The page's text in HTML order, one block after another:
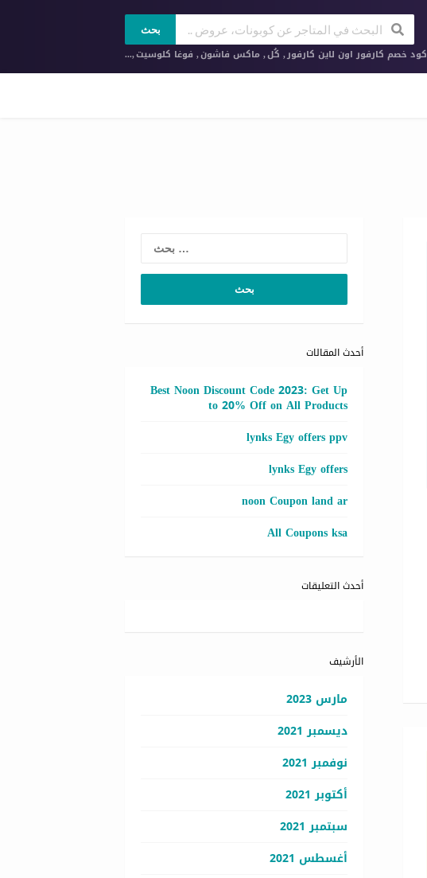
بحث
كود خصم كارفور اون لاين كارفور, كُل,ماكس فاشون, فوغا كلوسيت,...
أحدث المقالات
Best Noon Discount Code 2023: Get Up
to 20% Off on All Products
lynks Egy offers ppv
lynks Egy offers
noon Coupon land ar
All Coupons ksa
أحدث التعليقات
الأرشيف
مارس 2023
ديسمبر 2021
نوفمبر 2021
أكتوبر 2021
سبتمبر 2021
أغسطس 2021